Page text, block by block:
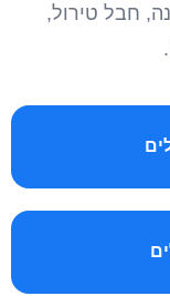
חבל טירול,